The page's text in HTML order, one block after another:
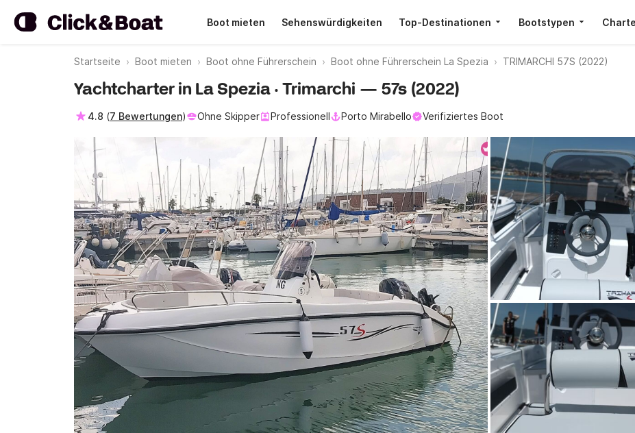
Boot mieten Sehenswürdigkeiten Top-Destinationen Bootstypen
Startseite Boot mieten Boot ohne Führerschein Boot ohne Führerschein La Spezia TRIMARCHI 57S (2022)
Yachtcharter in La Spezia · Trimarchi — 57s (2022)
4.8 (7 Bewertungen) Ohne Skipper Professionell Porto Mirabello Verifiziertes Boot